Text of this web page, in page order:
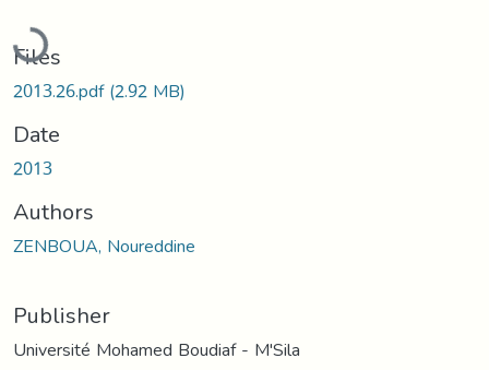
Loading...
Files
2013.26.pdf(2.92 MB)
Date
2013
Authors
ZENBOUA, Noureddine
Publisher
Université Mohamed Boudiaf - M'Sila